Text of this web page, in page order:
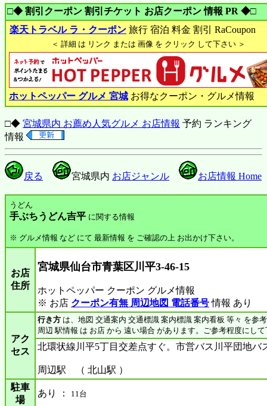
□◆ 割引クーポン 割引チケット お店クーポン 情報 PR ◆□
楽天トラベル ラ・クーポン 旅行 宿泊 料金 割引 RaCoupon
＜ 詳細 は リンク または 画像 を クリック して下さい ＞
ホットペッパー グルメ 宮城 お得なクーポン・グルメ情報
□◆ 宮城県内 お薦め人気グルメ お店情報 予約 ランキング
情報
戻る 宮城県内 お店ジャンル お店情報 Home
うどん
手ぶちうどん吉平 に関する情報
※ グルメ情報 など にて 最新情報 を ご確認の上 お出かけ下さい。
お店
住所
宮城県仙台市青葉区川平3-46-15
ホットペッパー クーポン グルメ情報
※ お店 クーポン有無 周辺地図 電話番号情報 あり
アク
セス
行き方 は、地図 交通案内 交通標識 案内標識 案内看板 等々 を参
周辺 駅情報 は お店 から 遠い場合 があります。ご参考程度にし
北環状線川平5丁目交差点すぐ。市営バス川平団地バ
周辺駅 （ 北山駅 ）
駐車
場
あり ： 11台